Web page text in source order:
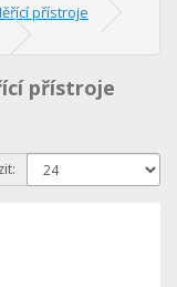
přístroje
přístroje